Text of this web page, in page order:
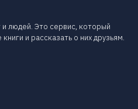
людей. Это сервис, который
и рассказать о них друзьям.